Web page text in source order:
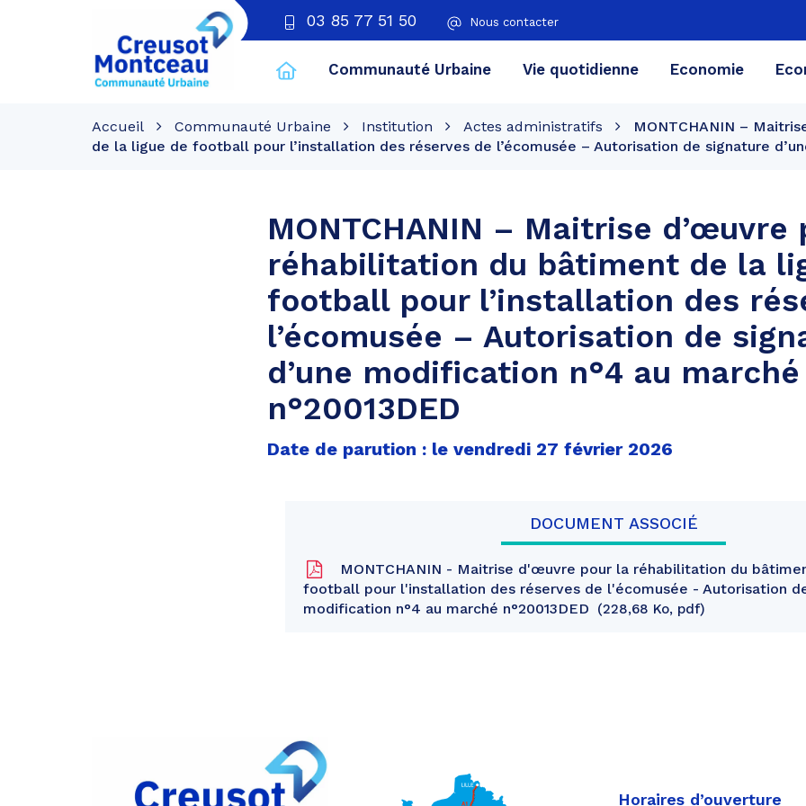
03 85 77 51 50 Nous contacter
Creusot
Montceau
Communauté Urbaine Vie quotidienne Economie
Accueil Communauté Urbaine Institution Actes administratifs
MONTCHANIN –
de la ligue de football pour l’installation des réserves de l’écomusée – Autorisation de signature
MONTCHANIN – Maitrise d’œuvre
réhabilitation du bâtiment de la
football pour l’installation des
l’écomusée – Autorisation de
d’une modification n°4 au marché
n°20013DED
Date de parution : le vendredi 27 février 2026
DOCUMENT ASSOCIÉ
MONTCHANIN - Maitrise d'œuvre pour la réhabilitation du
football pour l'installation des réserves de l'écomusée - Autorisation
modification n°4 au marché n°20013DED
228,68 Ko, pdf
Partager
sur
Horaires d’ouverture